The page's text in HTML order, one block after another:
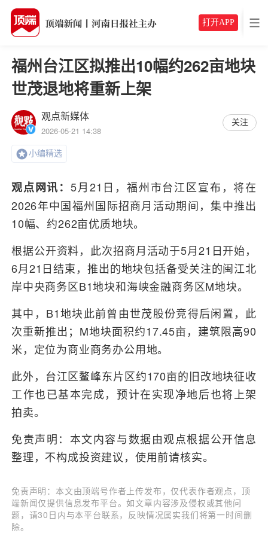
打开APP
福州台江区拟推出10幅约262亩地块
世茂退地将重新上架
观点新媒体
2026-05-21 14:38
关注
小编精选
观点网讯：5月21日，福州市台江区宣布，将在
2026年中国福州国际招商月活动期间，集中推出
10幅、约262亩优质地块。
根据公开资料，此次招商月活动于5月21日开始，
6月21日结束，推出的地块包括备受关注的闽江北
岸中央商务区B1地块和海峡金融商务区M地块。
其中，B1地块此前曾由世茂股份竞得后闲置，此
次重新推出；M地块面积约17.45亩，建筑限高90
米，定位为商业商务办公用地。
此外，台江区鳌峰东片区约170亩的旧改地块征收
工作也已基本完成，预计在实现净地后也将上架
拍卖。
免责声明：本文内容与数据由观点根据公开信息
整理，不构成投资建议，使用前请核实。
免责声明：本文由顶端号作者上传发布，仅代表作者观点，顶
端新闻仅提供信息发布平台。如文章内容涉及侵权或其他问
题，请30日内与本平台联系，反映情况属实我们将第一时间删
除。